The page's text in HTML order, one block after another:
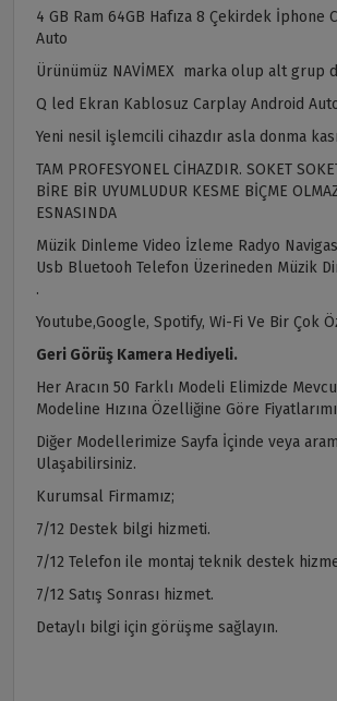
4 GB Ram 64GB Hafıza 8 Çekirdek İphone
Auto
Ürünümüz NAVİMEX marka olup alt grup
Q led Ekran Kablosuz Carplay Android
Yeni nesil işlemcili cihazdır asla donma
TAM PROFESYONEL CİHAZDIR. SOKET
BİRE BİR UYUMLUDUR KESME BİÇME
ESNASINDA
Müzik Dinleme Video İzleme Radyo
Usb Bluetooh Telefon Üzerineden Müzik
.
Youtube,Google, Spotify, Wi-Fi Ve Bir Çok
Geri Görüş Kamera Hediyeli.
Her Aracın 50 Farklı Modeli Elimizde
Modeline Hızına Özelliğine Göre
Diğer Modellerimize Sayfa İçinde veya
Ulaşabilirsiniz.
Kurumsal Firmamız;
7/12 Destek bilgi hizmeti.
7/12 Telefon ile montaj teknik destek
7/12 Satış Sonrası hizmet.
Detaylı bilgi için görüşme sağlayın.